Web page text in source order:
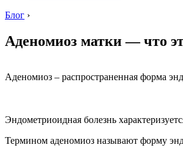
Блог ›
Аденомиоз матки — что
Аденомиоз – распространенная форма
Эндометриоидная болезнь
Термином аденомиоз называют форму